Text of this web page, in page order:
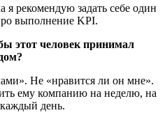
я рекомендую задать себе один
выполнение KPI.
этот человек принимал
Не «нравится ли он мне».
ему компанию на неделю, на
день.